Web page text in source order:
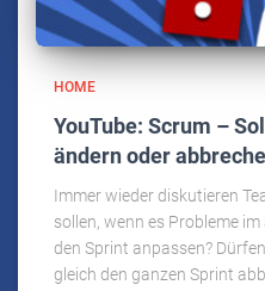
HOME
YouTube: Scrum –
ändern oder
Immer wieder diskutieren
sollen, wenn es Probleme
den Sprint anpassen?
gleich den ganzen Sprint